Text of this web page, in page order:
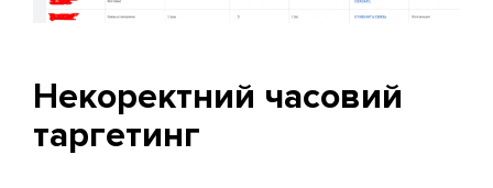
Некоректний часовий
таргетинг